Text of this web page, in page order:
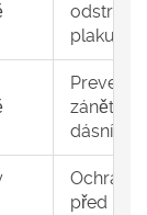
plaku
Prevence
zánětu
dásní
Ochrana
před